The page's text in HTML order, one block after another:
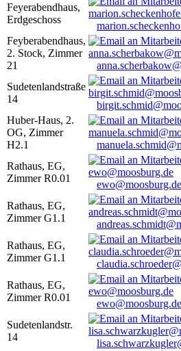
Feyerabendhaus,
Erdgeschoss
Feyberabendhaus,
2. Stock, Zimmer
21
Sudetenlandstraße
14
Huber-Haus, 2.
OG, Zimmer
H2.1
Rathaus, EG,
Zimmer R0.01
ewo@moosburg.de
Rathaus, EG,
Zimmer G1.1
Rathaus, EG,
Zimmer G1.1
Rathaus, EG,
Zimmer R0.01
ewo@moosburg.de
Sudetenlandstr.
14